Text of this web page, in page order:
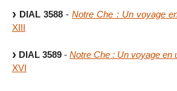
DIAL 3588 -Notre Che : Un voyage
XIII
DIAL 3589 - Notre Che : Un voyage en
XVI